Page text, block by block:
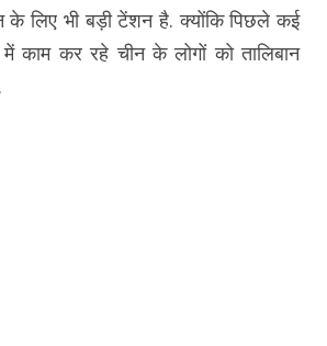
के लिए भी बड़ी टेंशन है. क्योंकि पिछले कई
में काम कर रहे चीन के लोगों को तालिबान